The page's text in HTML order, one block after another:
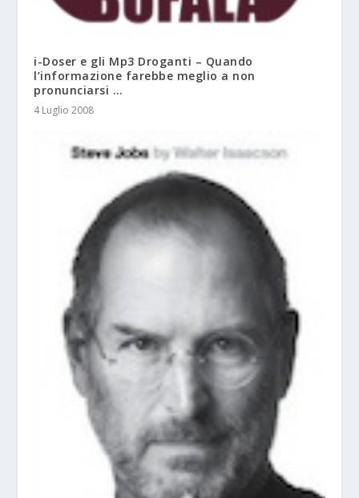
i-Doser e gli Mp3 Droganti – Quando
l’informazione farebbe meglio a non
pronunciarsi …
4 Luglio 2008